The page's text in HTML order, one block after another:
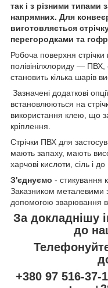
так і з різними типами
напрямних. Для
виготовляється
перегородками та
Робоча поверхня стрічки
полівінілхлориду — ПВХ,
становить кілька шарів
Зазначені додаткові
встановлюються на
використання клею, що
кріплення.
Стрічки ПВХ для
мають запаху, мають
харчові кислоти, сіль і
З'єднуємо - стикування
Заказником металевими
допомогою зварювання в
За докладнішу
до
+380 97 516-